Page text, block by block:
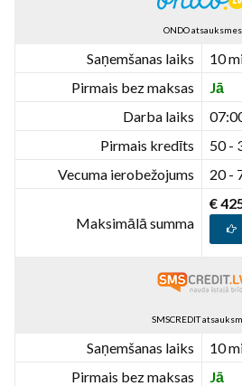
ONDO atsauksmes
Saņemšanas laiks
10
Pirmais bez maksas
Jā
Darba laiks
Pirmais kredīts
50 -
Vecuma ierobežojums
20 -
Maksimālā summa
€
SMSCREDIT
Saņemšanas laiks
10
Pirmais bez maksas
Jā